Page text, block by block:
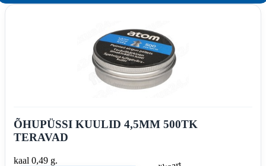
ÕHUPÜSSI KUULID 4,5MM 500TK
TERAVAD
kaal 0,49 g.